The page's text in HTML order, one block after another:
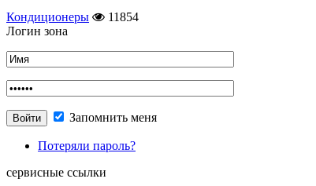
Кондиционеры
11854
Логин зона
Запомнить меня
Потеряли пароль?
сервисные ссылки